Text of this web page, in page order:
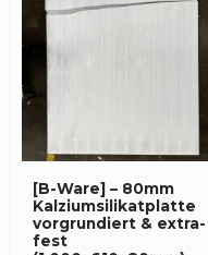
[B-Ware] – 80mm
Kalziumsilikatplatte
vorgrundiert & extra-
fest